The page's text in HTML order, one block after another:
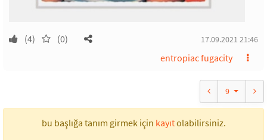
(4) (0) 17.09.2021 21:46
entropiac fugacity
9
bu başlığa tanım girmek için kayıtolabilirsiniz.